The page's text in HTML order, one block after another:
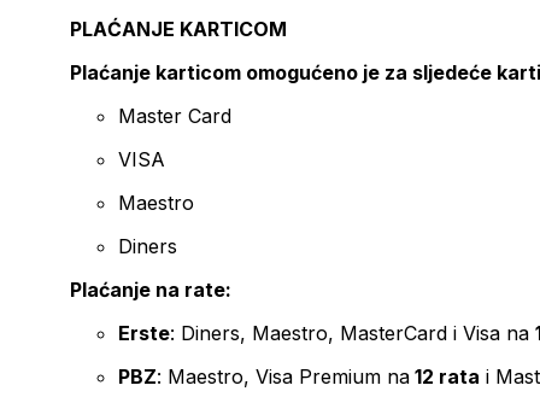
PLAĆANJE KARTICOM
Plaćanje karticom omogućeno je za sljedeće
Master Card
VISA
Maestro
Diners
Plaćanje na rate:
Erste: Diners, Maestro, MasterCard i Visa na
PBZ: Maestro, Visa Premium na 12 rata i